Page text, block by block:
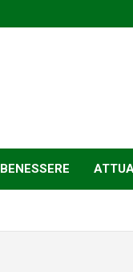
BENESSERE